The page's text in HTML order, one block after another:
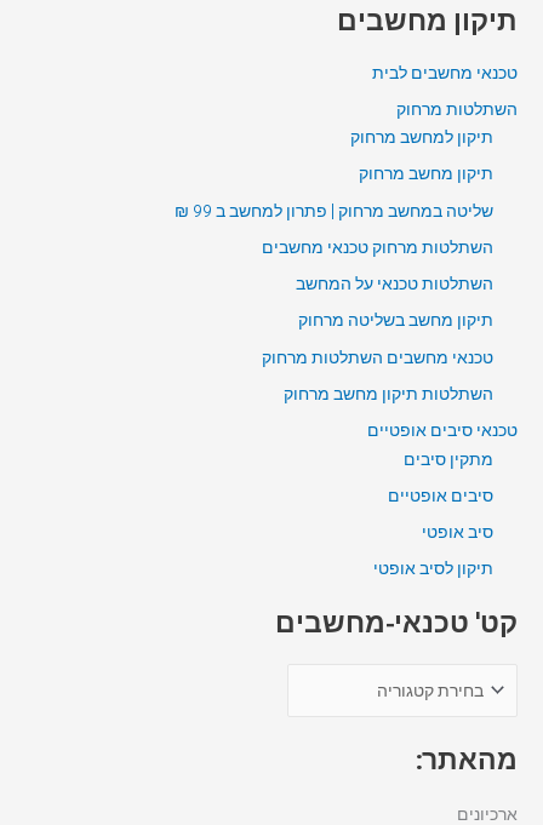
תיקון מחשבים
טכנאי מחשבים לבית
השתלטות מרחוק
תיקון למחשב מרחוק
תיקון מחשב מרחוק
שליטה במחשב מרחוק | פתרון למחשב ב 99 ₪
השתלטות מרחוק טכנאי מחשבים
השתלטות טכנאי על המחשב
תיקון מחשב בשליטה מרחוק
טכנאי מחשבים השתלטות מרחוק
השתלטות תיקון מחשב מרחוק
טכנאי סיבים אופטיים
מתקין סיבים
סיבים אופטיים
סיב אופטי
תיקון לסיב אופטי
קט' טכנאי-מחשבים
מהאתר:
ארכיונים